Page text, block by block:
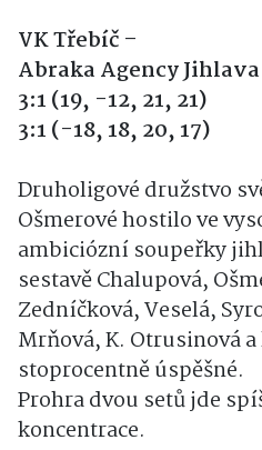
VK Třebíč –
Abraka Agency Jihlava
3:1 (19, -12, 21, 21)
3:1 (-18, 18, 20, 17)
Druholigové družstvo
Ošmerové hostilo ve
ambiciózní soupeřky
sestavě Chalupová,
Zedníčková, Veselá,
Mrňová, K. Otrusinová
stoprocentně úspěšné.
Prohra dvou setů jde
koncentrace.